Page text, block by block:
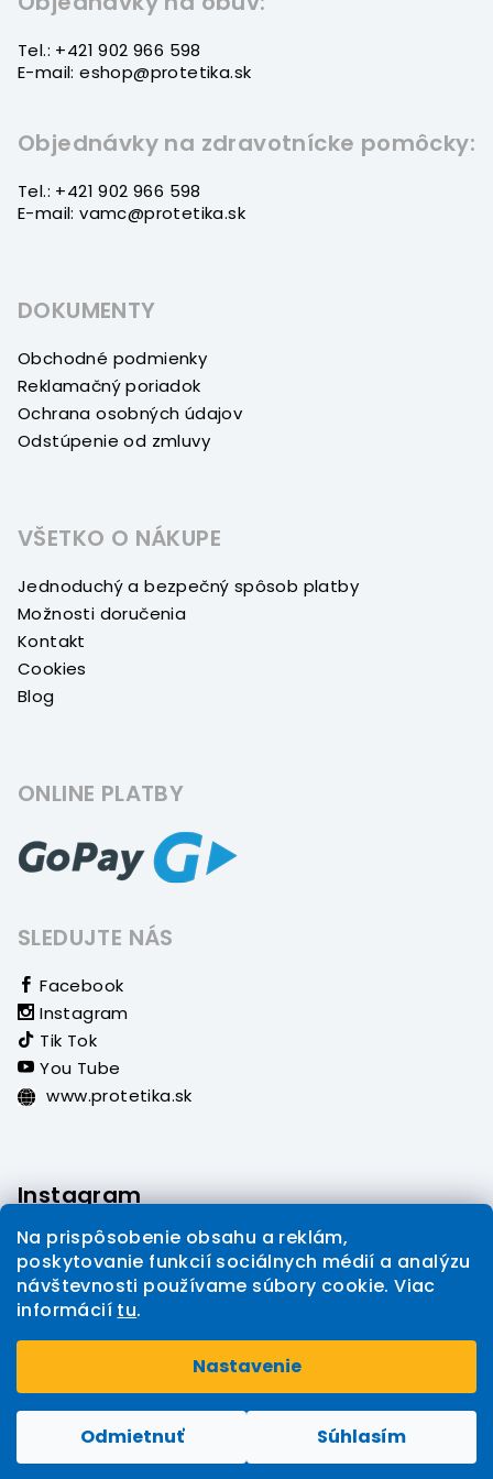
Na prispôsobenie obsahu a reklám,
poskytovanie funkcií sociálnych médií a analýzu
návštevnosti používame súbory cookie. Viac
informácií tu.
Nastavenie
Odmietnuť Súhlasím
Tel.: +421 902 966 598
E-mail: eshop@protetika.sk
Objednávky na zdravotnícke pomôcky:
Tel.: +421 902 966 598
E-mail: vamc@protetika.sk
DOKUMENTY
Obchodné podmienky
Reklamačný poriadok
Ochrana osobných údajov
Odstúpenie od zmluvy
VŠETKO O NÁKUPE
Jednoduchý a bezpečný spôsob platby
Možnosti doručenia
Kontakt
Cookies
Blog
ONLINE PLATBY
SLEDUJTE NÁS
Facebook
Instagram
Tik Tok
You Tube
www.protetika.sk
Instagram
Sledovať na Instagrame
Upraviť nastavenie cookies
Vytvoril Shoptet